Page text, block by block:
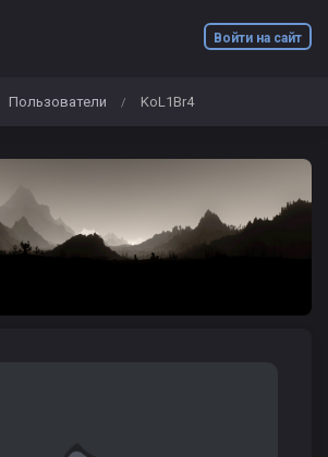
Войти на сайт
Пользователи / KoL1Br4